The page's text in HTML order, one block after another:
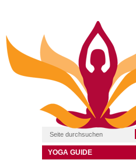
YOGA GUIDE